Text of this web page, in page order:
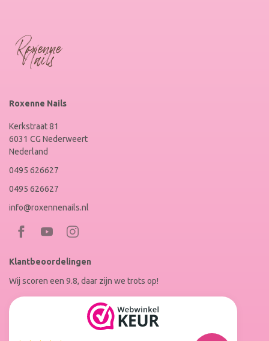
Roxenne Nails
Kerkstraat 81
6031 CG Nederweert
Nederland
0495 626627
0495 626627
info@roxennenails.nl
Bezoek
Facebook
op
Instagram
Klantbeoordelingen
Wij scoren een 9.8, daar zijn we trots op!